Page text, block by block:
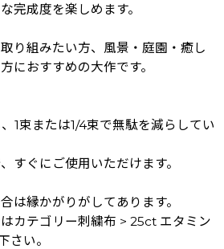
完成度を楽しめます。
り組みたい方、風景・庭園・癒し
におすすめの大作です。
1束または1/4束で無駄を減らしてい
すぐにご使用いただけます。
は縁かがりがしてあります。
カテゴリー刺繍布 > 25ct エタミン
さい。